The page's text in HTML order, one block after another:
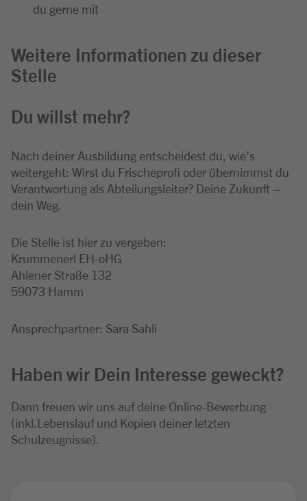
du gerne mit
Weitere Informationen zu dieser
Stelle
Du willst mehr?
Nach deiner Ausbildung entscheidest du, wie’s
weitergeht: Wirst du Frischeprofi oder übernimmst du
Verantwortung als Abteilungsleiter? Deine Zukunft –
dein Weg.
Die Stelle ist hier zu vergeben:
Krummenerl EH-oHG
Ahlener Straße 132
59073 Hamm
Ansprechpartner: Sara Sahli
Haben wir Dein Interesse geweckt?
Dann freuen wir uns auf deine Online-Bewerbung
(inkl.Lebenslauf und Kopien deiner letzten
Schulzeugnisse).